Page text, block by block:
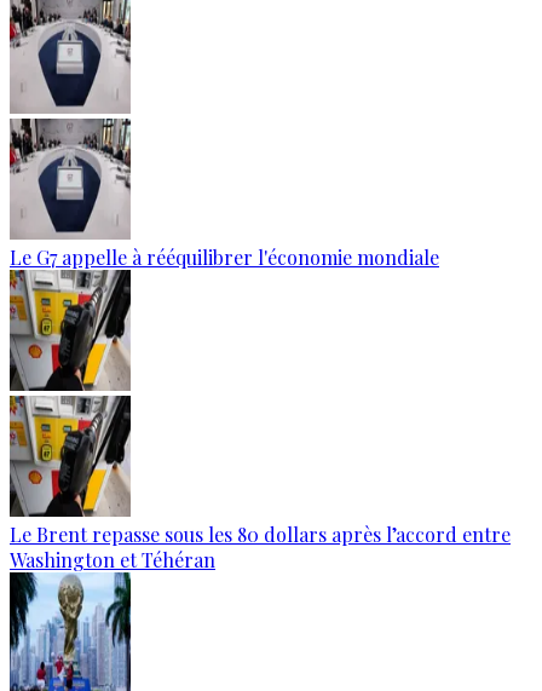
Le G7 appelle à rééquilibrer l'économie mondiale
Le Brent repasse sous les 80 dollars après l’accord entre
Washington et Téhéran